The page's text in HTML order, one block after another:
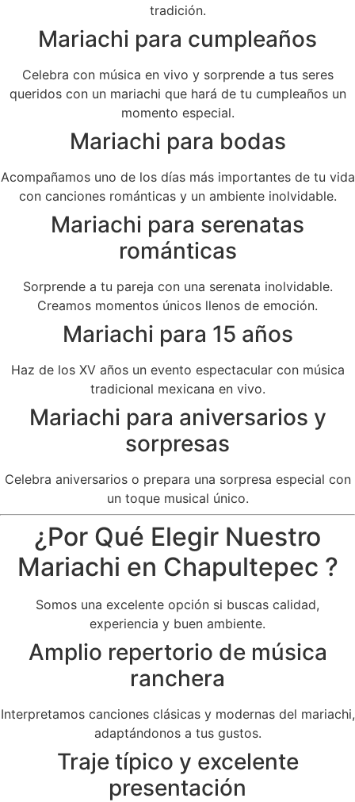
tradición.
Mariachi para cumpleaños
Celebra con música en vivo y sorprende a tus seres
queridos con un mariachi que hará de tu cumpleaños un
momento especial.
Mariachi para bodas
Acompañamos uno de los días más importantes de tu vida
con canciones románticas y un ambiente inolvidable.
Mariachi para serenatas
románticas
Sorprende a tu pareja con una serenata inolvidable.
Creamos momentos únicos llenos de emoción.
Mariachi para 15 años
Haz de los XV años un evento espectacular con música
tradicional mexicana en vivo.
Mariachi para aniversarios y
sorpresas
Celebra aniversarios o prepara una sorpresa especial con
un toque musical único.
¿Por Qué Elegir Nuestro
Mariachi en Chapultepec ?
Somos una excelente opción si buscas calidad,
experiencia y buen ambiente.
Amplio repertorio de música
ranchera
Interpretamos canciones clásicas y modernas del mariachi,
adaptándonos a tus gustos.
Traje típico y excelente
presentación